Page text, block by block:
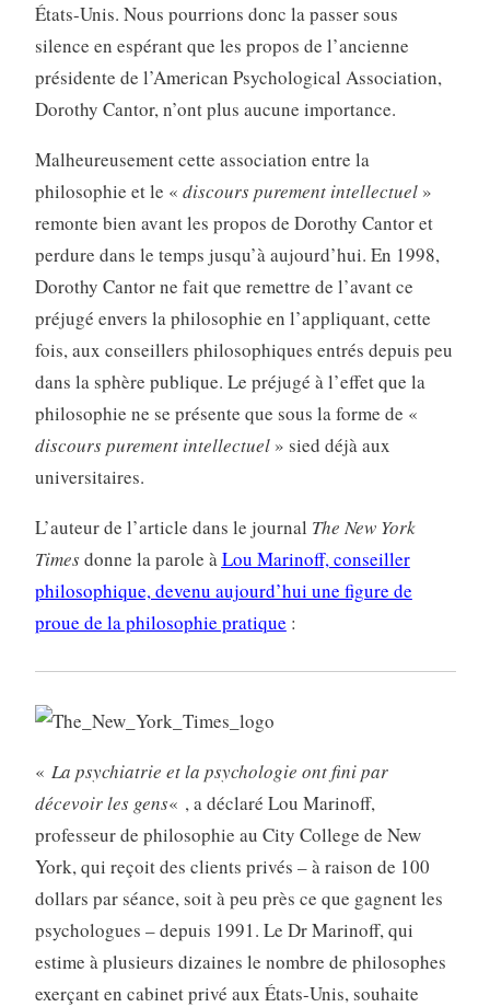
États-Unis. Nous pourrions donc la passer sous
silence en espérant que les propos de l’ancienne
présidente de l’American Psychological Association,
Dorothy Cantor, n’ont plus aucune importance.
Malheureusement cette association entre la
philosophie et le « discours purement intellectuel»
remonte bien avant les propos de Dorothy Cantor et
perdure dans le temps jusqu’à aujourd’hui. En 1998,
Dorothy Cantor ne fait que remettre de l’avant ce
préjugé envers la philosophie en l’appliquant, cette
fois, aux conseillers philosophiques entrés depuis peu
dans la sphère publique. Le préjugé à l’effet que la
philosophie ne se présente que sous la forme de «
discours purement intellectuel» sied déjà aux
universitaires.
L’auteur de l’article dans le journal The New York
Timesdonne la parole àLou Marinoff, conseiller
philosophique, devenu aujourd’hui une figure de
proue de la philosophie pratique :
« La psychiatrie et la psychologie ont fini par
décevoir les gens« , a déclaré Lou Marinoff,
professeur de philosophie au City College de New
York, qui reçoit des clients privés – à raison de 100
dollars par séance, soit à peu près ce que gagnent les
psychologues – depuis 1991. Le Dr Marinoff, qui
estime à plusieurs dizaines le nombre de philosophes
exerçant en cabinet privé aux États-Unis, souhaite